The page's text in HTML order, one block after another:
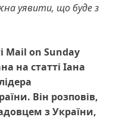
уявити, що буде з
Mail on Sunday
на статті Іана
Він розповів,
з України,